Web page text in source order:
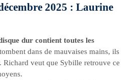
2025 : Laurine
dur contient toutes les
dans de mauvaises mains, ils
Richard veut que Sybille retrouve ce